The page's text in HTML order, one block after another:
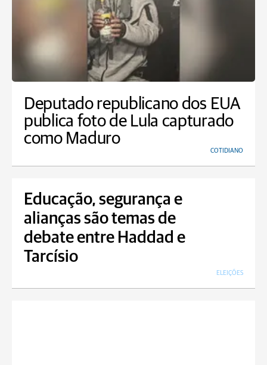
Deputado republicano dos EUA
publica foto de Lula capturado
como Maduro
COTIDIANO
Educação, segurança e
alianças são temas de
debate entre Haddad e
Tarcísio
ELEIÇÕES